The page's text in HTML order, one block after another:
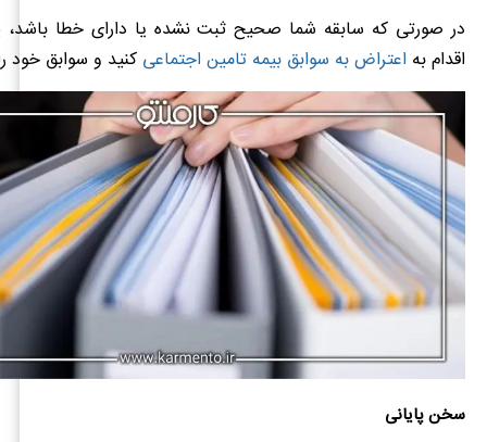
در صورتی که سابقه شما صحیح ثبت نشده یا دارای خطا باشد،
اقدام به اعتراض به سوابق بیمه تامین اجتماعی کنید و سوابق خود
سخن پایانی